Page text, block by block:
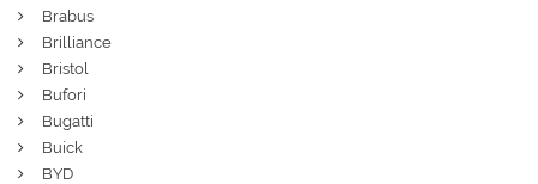
Brabus
Brilliance
Bristol
Bufori
Bugatti
Buick
BYD